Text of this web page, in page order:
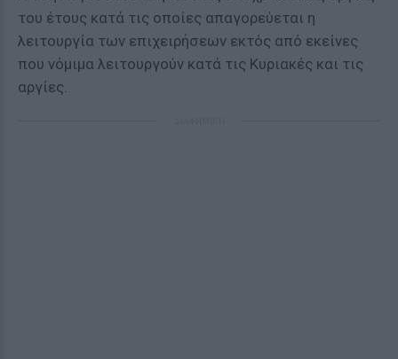
του έτους κατά τις οποίες απαγορεύεται η
λειτουργία των επιχειρήσεων εκτός από εκείνες
που νόμιμα λειτουργούν κατά τις Κυριακές και τις
αργίες.